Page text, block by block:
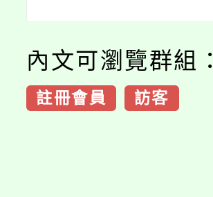
內文可瀏覽群組：
註冊會員 訪客